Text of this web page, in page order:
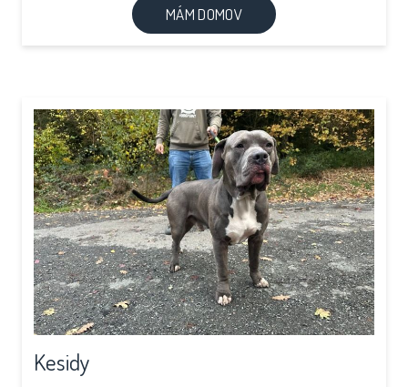
MÁM DOMOV
Kesidy